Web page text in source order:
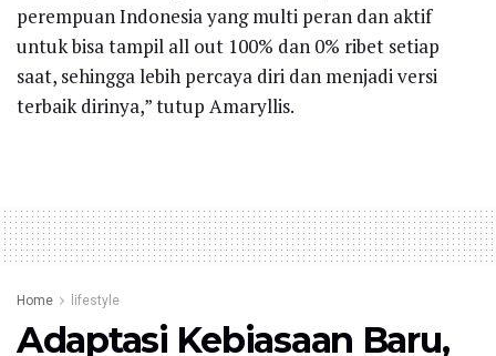
perempuan Indonesia yang multi peran dan aktif
untuk bisa tampil all out 100% dan 0% ribet setiap
saat, sehingga lebih percaya diri dan menjadi versi
terbaik dirinya,” tutup Amaryllis.
Home lifestyle
Adaptasi Kebiasaan Baru,